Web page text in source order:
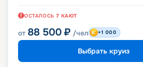
ОСТАЛОСЬ 7 КАЮТ
от 88 500 ₽ /чел +1 000
Выбрать круиз